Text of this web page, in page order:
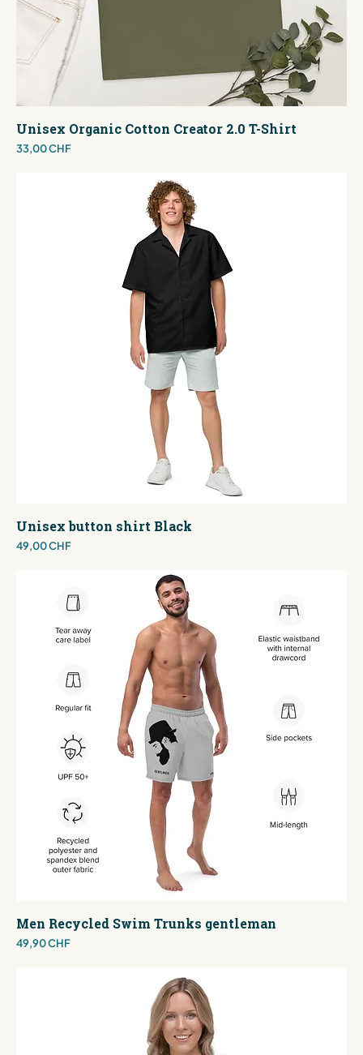
Unisex Organic Cotton Creator 2.0 T-Shirt
Preis
33,00 CHF
Unisex button shirt Black
Preis
49,00 CHF
Men Recycled Swim Trunks gentleman
Preis
49,90 CHF